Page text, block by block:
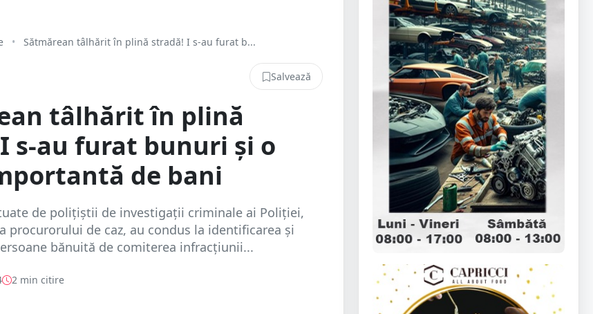
• Sătmărean tâlhărit în plină stradă! I s-au furat b...
Salvează
tâlhărit în plină
s-au furat bunuri și o
de bani
de polițiștii de investigații criminale ai Poliției,
procurorului de caz, au condus la identificarea și
bănuită de comiterea infracțiunii...
2 min citire